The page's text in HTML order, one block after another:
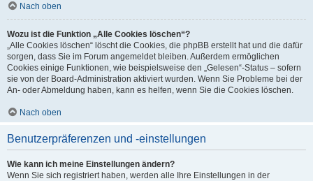
Nach oben
Wozu ist die Funktion „Alle Cookies löschen“?
„Alle Cookies löschen“ löscht die Cookies, die phpBB erstellt hat und die dafür
sorgen, dass Sie im Forum angemeldet bleiben. Außerdem ermöglichen
Cookies einige Funktionen, wie beispielsweise den „Gelesen“-Status – sofern
sie von der Board-Administration aktiviert wurden. Wenn Sie Probleme bei der
An- oder Abmeldung haben, kann es helfen, wenn Sie die Cookies löschen.
Nach oben
Benutzerpräferenzen und -einstellungen
Wie kann ich meine Einstellungen ändern?
Wenn Sie sich registriert haben, werden alle Ihre Einstellungen in der